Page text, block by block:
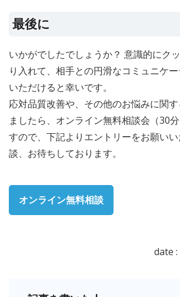
最後に
いかがでしたでしょうか？ 意識的にク
り入れて、相手との円滑なコミュニケ
いただけると幸いです。
応対品質改善や、その他のお悩みに関
ましたら、オンライン無料相談会（30
すので、下記よりエントリーをお願い
談、お待ちしております。
オンライン無料相談
date :